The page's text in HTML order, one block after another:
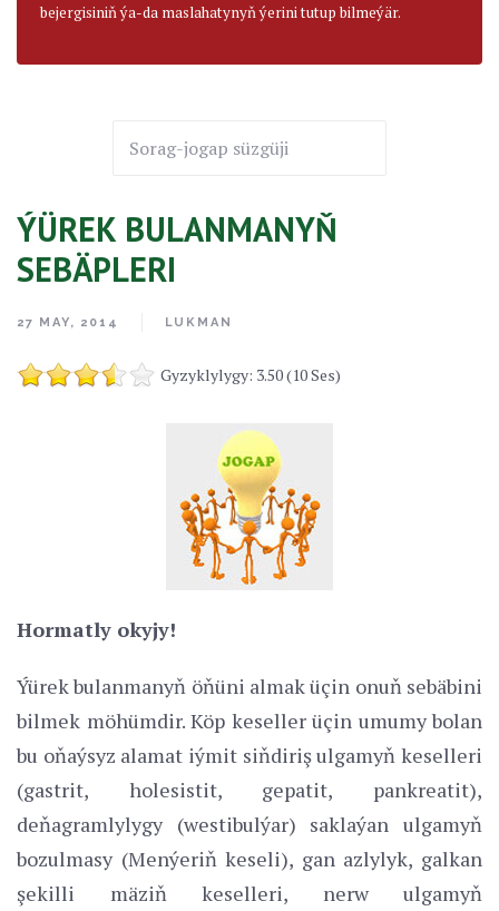
bejergisiniň ýa-da maslahatynyň ýerini tutup bilmeýär.
ÝÜREK BULANMANYŇ
SEBÄPLERI
27 MAY, 2014 LUKMAN
Gyzyklylygy: 3.50 (10 Ses)
Hormatly okyjy!
Ýürek bulanmanyň öňüni almak üçin onuň sebäbini
bilmek möhümdir. Köp keseller üçin umumy bolan
bu oňaýsyz alamat iýmit siňdiriş ulgamyň keselleri
(gastrit, holesistit, gepatit, pankreatit),
deňagramlylygy (westibulýar) saklaýan ulgamyň
bozulmasy (Menýeriň keseli), gan azlylyk, galkan
şekilli mäziň keselleri, nerw ulgamyň